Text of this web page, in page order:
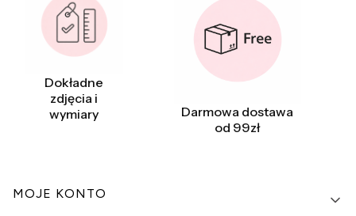
Dokładne
zdjęcia i
wymiary
Darmowa dostawa
od 99zł
Linki w stopce
MOJE KONTO